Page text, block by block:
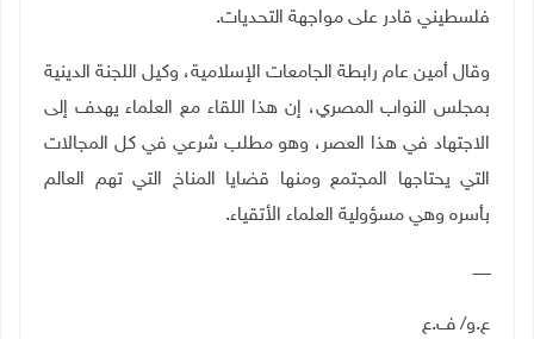
فلسطيني قادر على مواجهة التحديات.
وقال أمين عام رابطة الجامعات الإسلامية، وكيل اللجنة الدينية
بمجلس النواب المصري، إن هذا اللقاء مع العلماء يهدف إلى
الاجتهاد في هذا العصر، وهو مطلب شرعي في كل المجالات
التي يحتاجها المجتمع ومنها قضايا المناخ التي تهم العالم
بأسره وهي مسؤولية العلماء الأتقياء.
ـــــــ
ع.و/ ف.ع